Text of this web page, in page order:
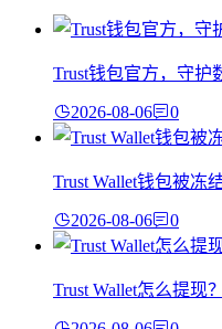
Trust钱包官方，守护
2026-08-06 0
Trust Wallet钱包被冻
2026-08-06 0
Trust Wallet怎么提现